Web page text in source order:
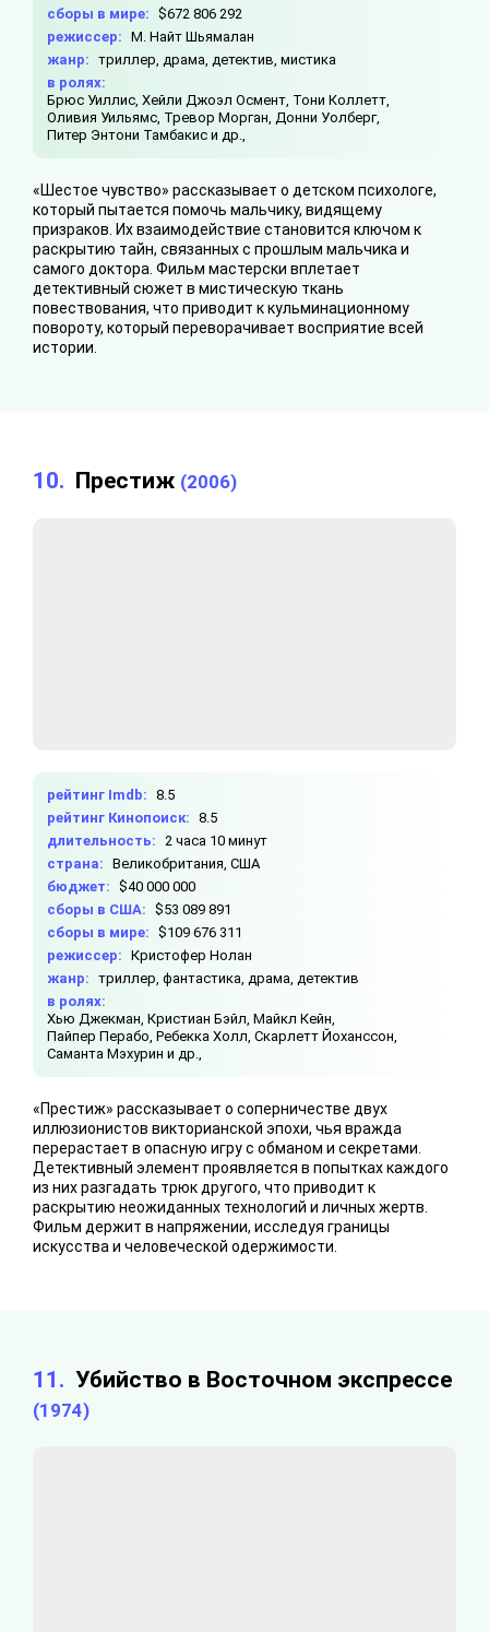
сборы в мире: $672 806 292
режиссер: М. Найт Шьямалан
жанр: триллер, драма, детектив, мистика
в ролях:
Брюс Уиллис, Хейли Джоэл Осмент, Тони Коллетт,
Оливия Уильямс, Тревор Морган, Донни Уолберг,
Питер Энтони Тамбакис и др.,
«Шестое чувство» рассказывает о детском психологе,
который пытается помочь мальчику, видящему
призраков. Их взаимодействие становится ключом к
раскрытию тайн, связанных с прошлым мальчика и
самого доктора. Фильм мастерски вплетает
детективный сюжет в мистическую ткань
повествования, что приводит к кульминационному
повороту, который переворачивает восприятие всей
истории.
10. Престиж (2006)
рейтинг Imdb: 8.5
рейтинг Кинопоиск: 8.5
длительность: 2 часа 10 минут
страна: Великобритания, США
бюджет: $40 000 000
сборы в США: $53 089 891
сборы в мире: $109 676 311
режиссер: Кристофер Нолан
жанр: триллер, фантастика, драма, детектив
в ролях:
Хью Джекман, Кристиан Бэйл, Майкл Кейн,
Пайпер Перабо, Ребекка Холл, Скарлетт Йоханссон,
Саманта Мэхурин и др.,
«Престиж» рассказывает о соперничестве двух
иллюзионистов викторианской эпохи, чья вражда
перерастает в опасную игру с обманом и секретами.
Детективный элемент проявляется в попытках каждого
из них разгадать трюк другого, что приводит к
раскрытию неожиданных технологий и личных жертв.
Фильм держит в напряжении, исследуя границы
искусства и человеческой одержимости.
11. Убийство в Восточном экспрессе
(1974)